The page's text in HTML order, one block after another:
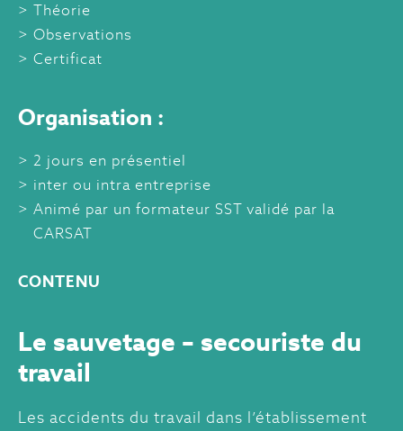
Théorie
Observations
Certificat
Organisation :
2 jours en présentiel
inter ou intra entreprise
Animé par un formateur SST validé par la
CARSAT
CONTENU
Le sauvetage – secouriste du
travail
Les accidents du travail dans l’établissement